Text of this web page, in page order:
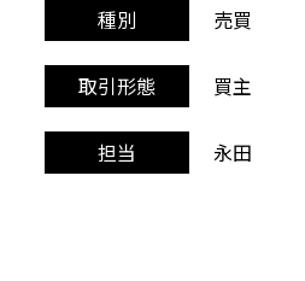
種別 売買
取引形態 買主
担当 永田